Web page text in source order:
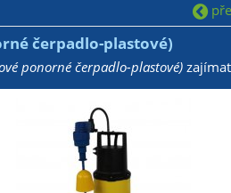
čerpadlo-plastové)
ponorné čerpadlo-plastové)